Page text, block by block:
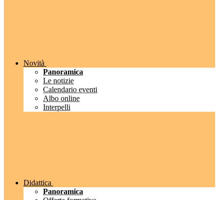
Novità
Panoramica
Le notizie
Calendario eventi
Albo online
Interpelli
Didattica
Panoramica